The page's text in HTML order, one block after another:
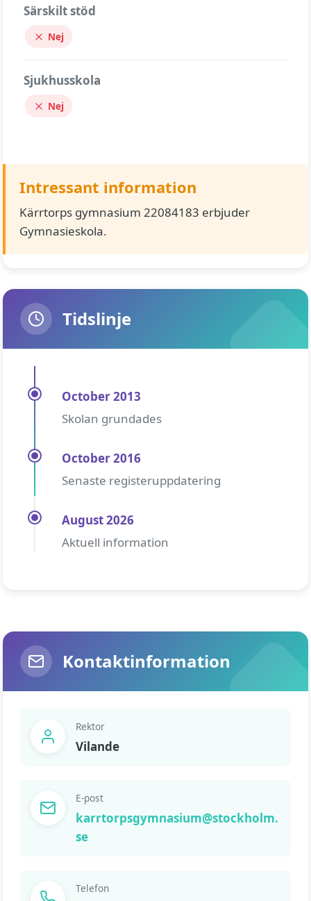
Särskilt stöd
Nej
Sjukhusskola
Nej
Intressant information
Kärrtorps gymnasium 22084183 erbjuder
Gymnasieskola.
Tidslinje
October 2013
Skolan grundades
October 2016
Senaste registeruppdatering
August 2026
Aktuell information
Kontaktinformation
Rektor
Vilande
E-post
karrtorpsgymnasium@stockholm.
se
Telefon